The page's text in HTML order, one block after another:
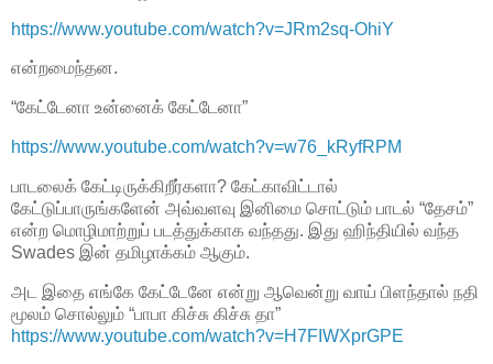
https://www.youtube.com/watch?v=JRm2sq-OhiY
என்றமைந்தன.
“கேட்டேனா உன்னைக் கேட்டேனா”
https://www.youtube.com/watch?v=w76_kRyfRPM
பாடலைக் கேட்டிருக்கிறீர்களா? கேட்காவிட்டால்
கேட்டுப்பாருங்களேன் அவ்வளவு இனிமை சொட்டும் பாடல் “தேசம்”
என்ற மொழிமாற்றுப் படத்துக்காக வந்தது. இது ஹிந்தியில் வந்த
Swades இன் தமிழாக்கம் ஆகும்.
அட இதை எங்கே கேட்டேனே என்று ஆவென்று வாய் பிளந்தால் நதி
மூலம் சொல்லும் “பாபா கிச்சு கிச்சு தா”
https://www.youtube.com/watch?v=H7FIWXprGPE